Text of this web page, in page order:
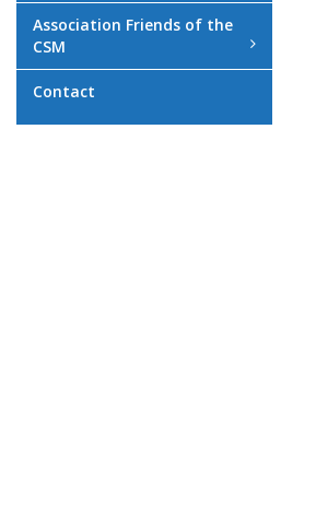
Association Friends of the
CSM
Contact